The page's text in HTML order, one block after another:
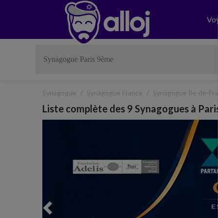
Synagogue Synagogue France Synagogue Île-de-
Liste complète des 9 Synagogues à Paris